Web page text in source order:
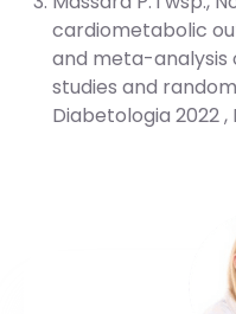
cardiometabolic
and meta-
studies and
Diabetologia 2022